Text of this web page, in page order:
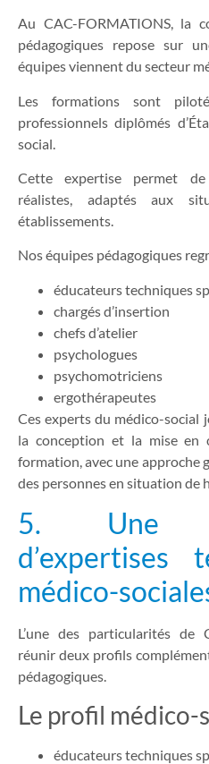
Au CAC-FORMATIONS, la
pédagogiques repose sur
équipes viennent du secteur
Les formations sont
professionnels diplômés
social.
Cette expertise permet
réalistes, adaptés aux
établissements.
Nos équipes pédagogiques
éducateurs techniques
chargés d’insertion
chefs d’atelier
psychologues
psychomotriciens
ergothérapeutes
Ces experts du médico-social
la conception et la mise en
formation, avec une approche
des personnes en situation de
5. Une
d’expertises
médico-
L’une des particularités de
réunir deux profils
pédagogiques.
Le profil médico-
éducateurs techniques